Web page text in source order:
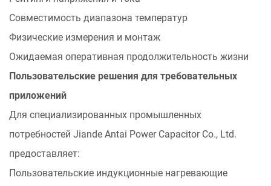
Совместимость диапазона температур
Физические измерения и монтаж
Ожидаемая оперативная продолжительность жизни
Пользовательские решения для требовательных
приложений
Для специализированных промышленных
потребностей Jiande Antai Power Capacitor Co., Ltd.
предоставляет:
Пользовательские индукционные нагревающие